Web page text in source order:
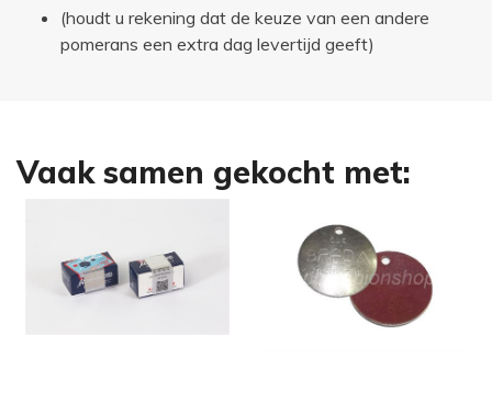
(houdt u rekening dat de keuze van een andere
pomerans een extra dag levertijd geeft)
Vaak samen gekocht met: